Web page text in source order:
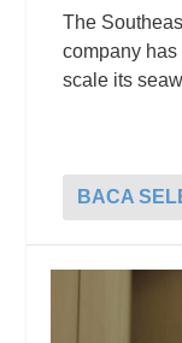
The
company
scale its
BACA